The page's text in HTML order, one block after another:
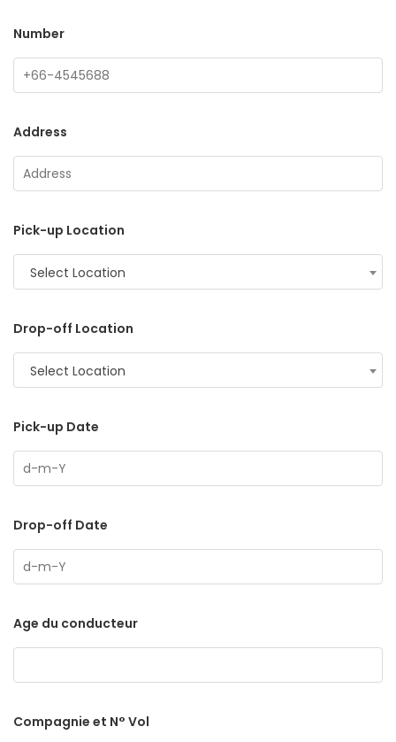
Number
Address
Pick-up Location
Select Location
Drop-off Location
Select Location
Pick-up Date
Drop-off Date
Age du conducteur
Compagnie et N° Vol